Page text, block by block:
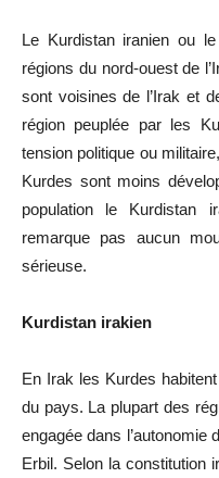
Le Kurdistan iranien ou
régions du nord-ouest de l’
sont voisines de l’Irak et
région peuplée par les
tension politique ou
Kurdes sont moins
population le
remarque pas aucun
sérieuse.
Kurdistan irakien
En Irak les Kurdes
du pays. La plupart des
engagée dans l’autonomie
Erbil. Selon la constitution